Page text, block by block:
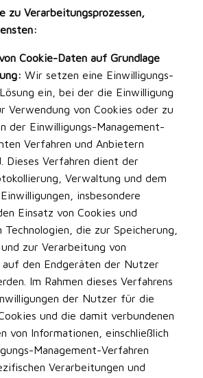
zu Verarbeitungsprozessen,
Cookie-Daten auf Grundlage
Wir setzen eine Einwilligungs-
ein, bei der die Einwilligung
Verwendung von Cookies oder zu
der Einwilligungs-Management-
Verfahren und Anbietern
Dieses Verfahren dient der
Verwaltung und dem
insbesondere
Einsatz von Cookies und
Technologien, die zur Speicherung,
zur Verarbeitung von
auf den Endgeräten der Nutzer
Im Rahmen dieses Verfahrens
der Nutzer für die
und die damit verbundenen
von Informationen, einschließlich
Management-Verfahren
Verarbeitungen und